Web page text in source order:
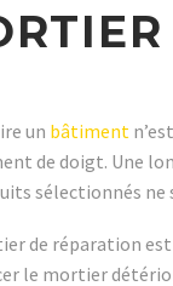
un bâtiment
de doigt. Une
sélectionnés ne
de réparation
le mortier